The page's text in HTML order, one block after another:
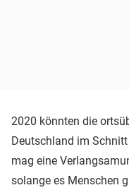
2020 könnten die
Deutschland im
mag eine
solange es Menschen